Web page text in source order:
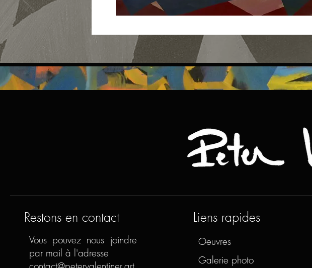
Restons en contact
Vous pouvez nous joindre
par mail à l'adresse
Liens rapides
Oeuvres
Galerie photo